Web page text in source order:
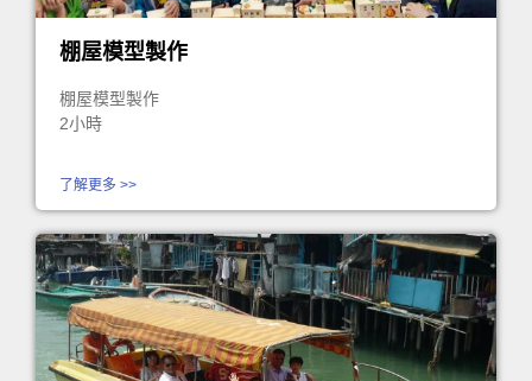
棚屋模型製作
棚屋模型製作
2小時
了解更多 >>